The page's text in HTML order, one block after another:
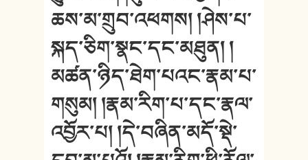
ཆས་མ་གྲུབ་འཕགས། །ཤེས་པ་
སྐད་ཅིག་སྣང་དང་མཐུན། །
མཚན་ཉིད་ཐེག་པའང་རྣམ་པ་
གསུམ། །རྣམ་རིག་པ་དང་རྣལ་
འབྱོར་པ། །དེ་བཞིན་མདོ་སྡེ་